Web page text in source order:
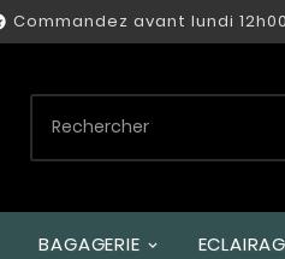
Commandez avant lundi
BAGAGERIE